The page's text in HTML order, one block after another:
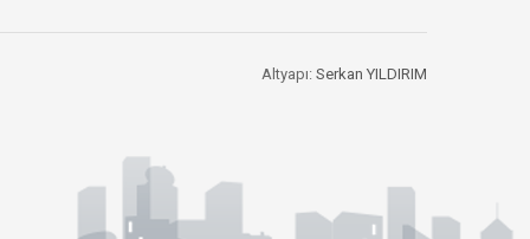
Altyapı: Serkan YILDIRIM